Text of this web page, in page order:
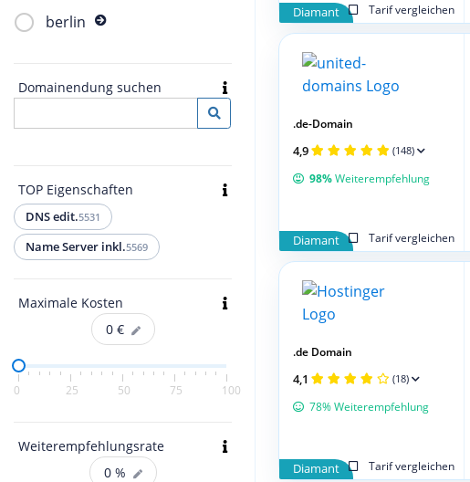
berlin
Domainendung suchen
TOP Eigenschaften
DNS edit.5531
Name Server inkl.5569
Maximale Kosten
0 €
0 25 50 75 100
Weiterempfehlungsrate
0 %
Diamant Tarif vergleichen
Diamant Tarif vergleichen
.de-Domain
4,9 (148)
98%Weiterempfehlung
Diamant Tarif vergleichen
.de Domain
4,1 (18)
78% Weiterempfehlung